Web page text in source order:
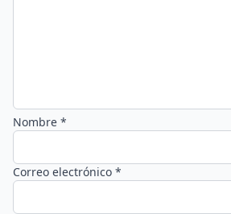
Nombre *
Correo electrónico *